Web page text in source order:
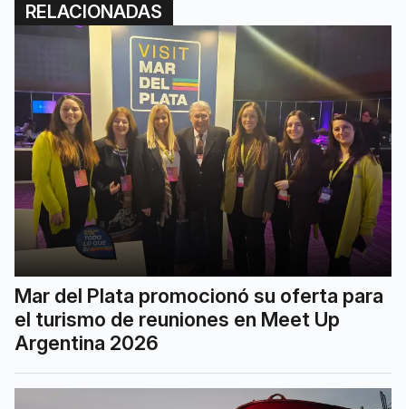
RELACIONADAS
Mar del Plata promocionó su oferta para
el turismo de reuniones en Meet Up
Argentina 2026